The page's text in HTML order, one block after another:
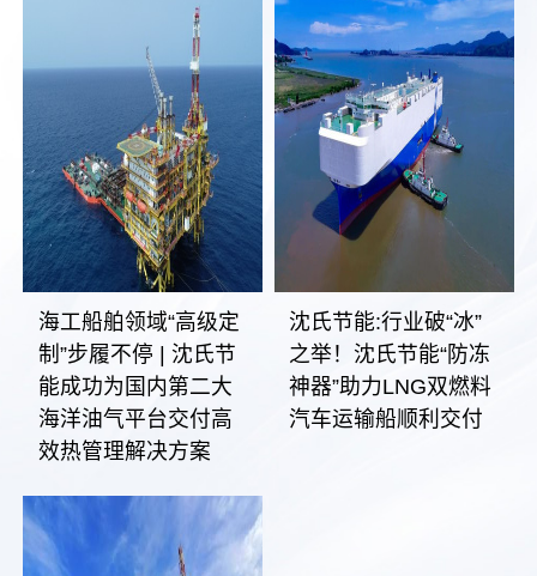
海工船舶领域“高级定
制”步履不停 | 沈氏节
能成功为国内第二大
海洋油气平台交付高
效热管理解决方案
沈氏节能:行业破“冰”
之举！沈氏节能“防冻
神器”助力LNG双燃料
汽车运输船顺利交付